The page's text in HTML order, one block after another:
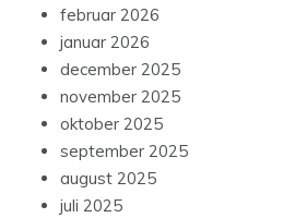
februar 2026
januar 2026
december 2025
november 2025
oktober 2025
september 2025
august 2025
juli 2025